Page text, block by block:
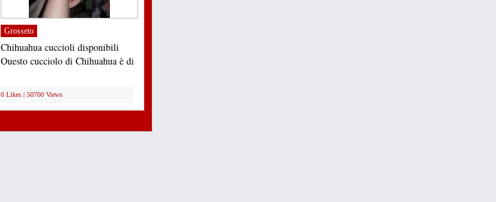
Grosseto
Chihuahua cuccioli disponibili
Questo cucciolo di Chihuahua è di
0 Likes | 50700 Views